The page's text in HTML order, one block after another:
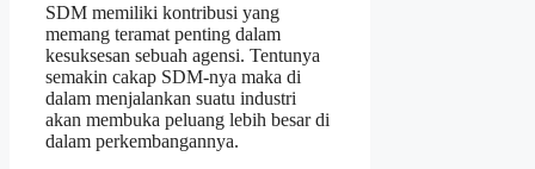
SDM memiliki kontribusi yang
memang teramat penting dalam
kesuksesan sebuah agensi. Tentunya
semakin cakap SDM-nya maka di
dalam menjalankan suatu industri
akan membuka peluang lebih besar di
dalam perkembangannya.